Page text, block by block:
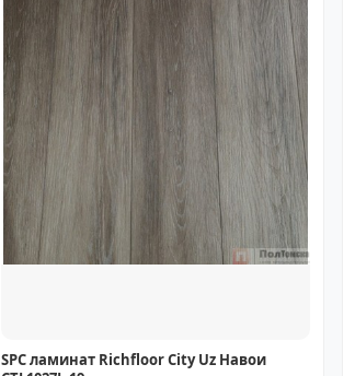
SPC ламинат Richfloor City Uz Навои